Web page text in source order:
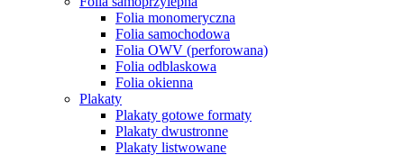
Folia monomeryczna
Folia samochodowa
Folia OWV (perforowana)
Folia odblaskowa
Folia okienna
Plakaty
Plakaty gotowe formaty
Plakaty dwustronne
Plakaty listwowane